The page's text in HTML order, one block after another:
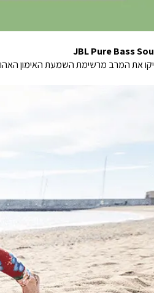
JBL Pure Bass
את המרב מרשימת השמעת האימון האהובה עליכם עם בס עשיר